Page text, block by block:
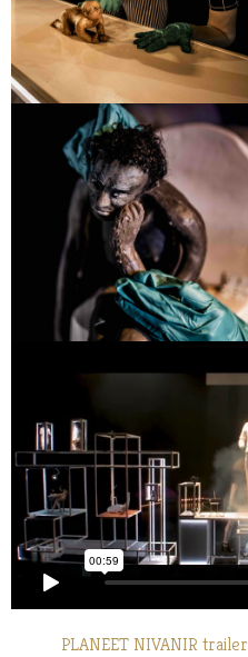
PLANEET NIVANIR trailer